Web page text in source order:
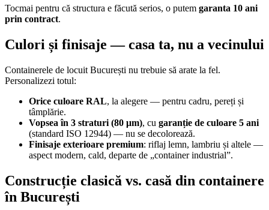
Tocmai pentru că structura e făcută serios, o putem garanta 10 ani
prin contract.
Culori și finisaje — casa ta, nu a vecinului
Containerele de locuit București nu trebuie să arate la fel.
Personalizezi totul:
Orice culoare RAL, la alegere — pentru cadru, pereți și
tâmplărie.
Vopsea în 3 straturi (80 μm), cu garanție de culoare 5 ani
(standard ISO 12944) — nu se decolorează.
Finisaje exterioare premium: riflaj lemn, lambriu și altele —
aspect modern, cald, departe de „container industrial”.
Construcție clasică vs. casă din containere
în București